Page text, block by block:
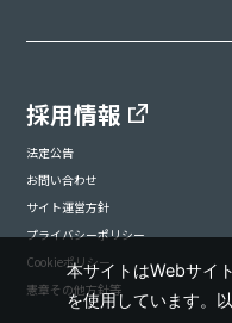
採用情報
法定公告
お問い合わせ
サイト運営方針
プライバシーポリシー
Cookieポリシー
憲章その他方針等
本サイトはWebサイ
を使用しています。